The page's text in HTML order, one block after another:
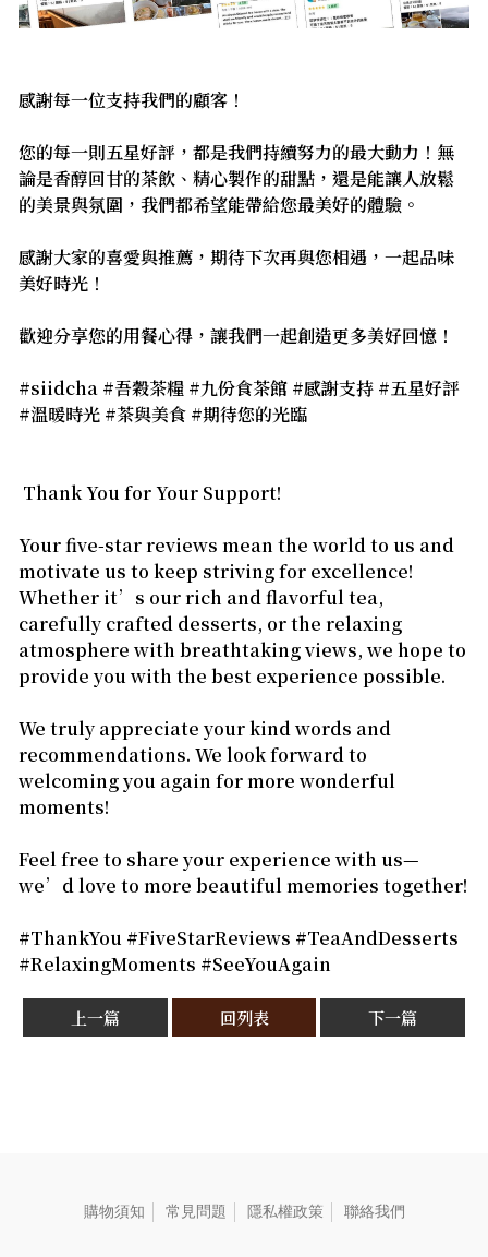
感謝每一位支持我們的顧客！
您的每一則五星好評，都是我們持續努力的最大動力！無
論是香醇回甘的茶飲、精心製作的甜點，還是能讓人放鬆
的美景與氛圍，我們都希望能帶給您最美好的體驗。
感謝大家的喜愛與推薦，期待下次再與您相遇，一起品味
美好時光！
歡迎分享您的用餐心得，讓我們一起創造更多美好回憶！
#siidcha #吾穀茶糧 #九份食茶館 #感謝支持 #五星好評
#溫暖時光 #茶與美食 #期待您的光臨
Thank You for Your Support!
Your five-star reviews mean the world to us and
motivate us to keep striving for excellence!
Whether it’s our rich and flavorful tea,
carefully crafted desserts, or the relaxing
atmosphere with breathtaking views, we hope to
provide you with the best experience possible.
We truly appreciate your kind words and
recommendations. We look forward to
welcoming you again for more wonderful
moments!
Feel free to share your experience with us—
we’d love to more beautiful memories together!
#ThankYou #FiveStarReviews #TeaAndDesserts
#RelaxingMoments #SeeYouAgain
上一篇 回列表 下一篇
購物須知 常見問題 隱私權政策 聯絡我們